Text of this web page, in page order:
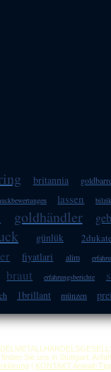
britannia
lassen
goldhändler
günlük
fiyatlari alim
braut erfahrungsberichte
1brillant münzen
finden Sie uns in Stuttgart:
| KONTAKT Anwalt-